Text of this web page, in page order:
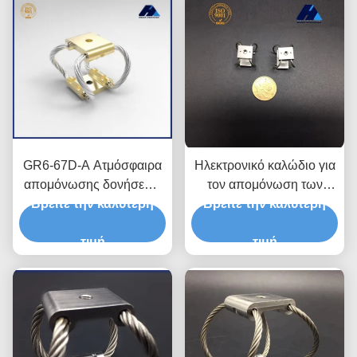
GR6-67D-A Ατμόσφαιρα
απομόνωσης δονήσεων
σχοινί 20-47N φορτίο
Βρείτε την καλύτερη
τιμή
Ηλεκτρονικό καλώδιο για
τον απομόνωση των
δονήσεων
Βρείτε την καλύτερη
τιμή